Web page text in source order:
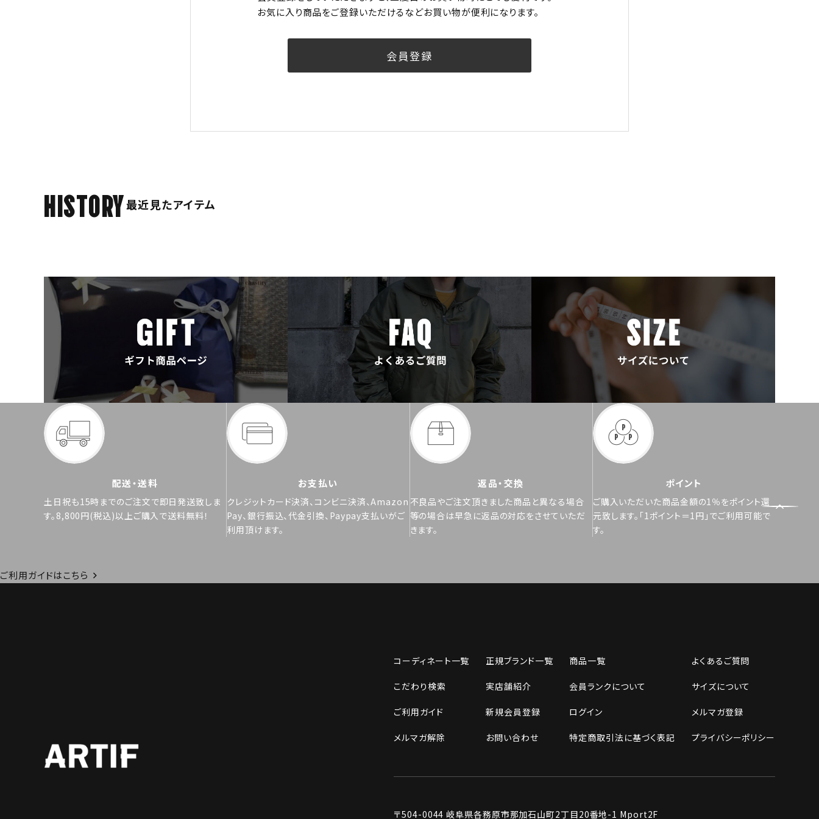
お気に入り商品をご登録いただけるなどお買い物が便利になります。
会員登録
HISTORY最近見たアイテム
配送・送料
土日祝も15時までのご注文で即日発送致しま
す。8,800円(税込)以上ご購入で送料無料！
お支払い
クレジットカード決済、コンビニ決済、Amazon
Pay、銀行振込、代金引換、Paypay支払いがご
利用頂けます。
返品・交換
不良品やご注文頂きました商品と異なる場合
等の場合は早急に返品の対応をさせていただ
きます。
ポイント
ご購入いただいた商品金額の1％をポイント還
元致します。「1ポイント＝1円」でご利用可能で
す。
ご利用ガイドはこちら
コーディネート一覧 正規ブランド一覧 商品一覧 よくあるご質問
こだわり検索 実店舗紹介 会員ランクについて サイズについて
ご利用ガイド 新規会員登録 ログイン メルマガ登録
メルマガ解除 お問い合わせ 特定商取引法に基づく表記 プライバシーポリシー
〒504-0044 岐阜県各務原市那加石山町2丁目20番地-1 Mport2F